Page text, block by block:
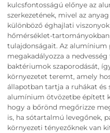
kulcsfontosságú előnye az
szerkezetének, mivel az
különböző éghajlati
hőmérséklet-
tulajdonságait. Az alumínium
megakadályozza a nedvesség
baktériumok szaporodását,
környezetet teremt, amely
állapotban tartja a ruhákat és
alumínium ötvözetbe épített
hogy a bőrönd megőrizze
is, ha sótartalmú levegőnek,
környezeti tényezőknek van